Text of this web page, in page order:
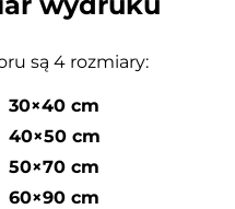
są 4 rozmiary:
30×40 cm
40×50 cm
50×70 cm
60×90 cm